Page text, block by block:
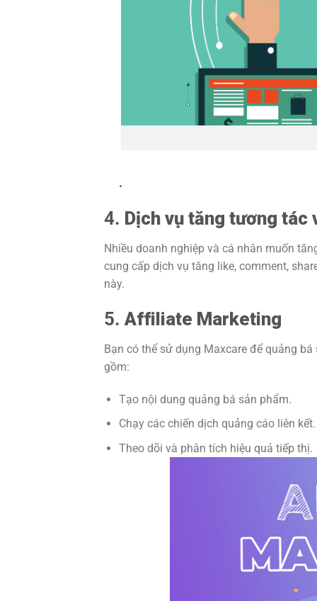
.
4. Dịch vụ tăng tương tác
Nhiều doanh nghiệp và cá nhân muốn
cung cấp dịch vụ tăng like, comment,
này.
5. Affiliate Marketing
Bạn có thể sử dụng Maxcare để quảng
gồm:
Tạo nội dung quảng bá sản phẩm.
Chạy các chiến dịch quảng cáo liên kết.
Theo dõi và phân tích hiệu quả tiếp thị.